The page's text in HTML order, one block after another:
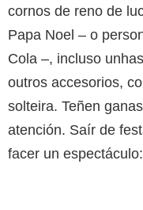
cornos de reno de
Papa Noel – o
Cola –, incluso
outros accesorios,
solteira. Teñen
atención. Saír de
facer un